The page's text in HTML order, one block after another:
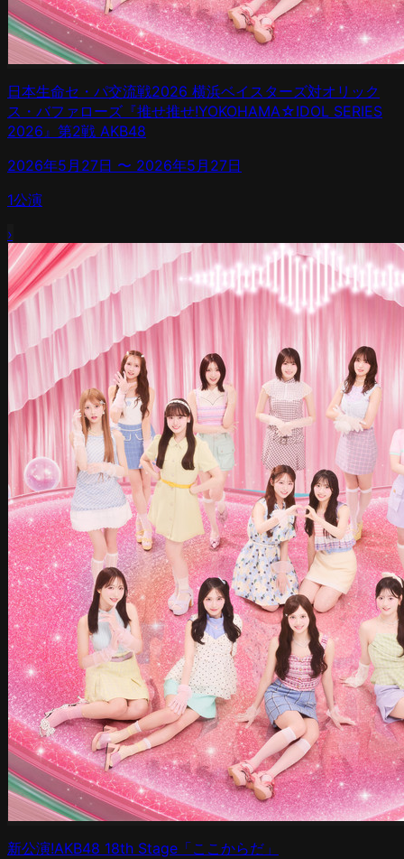
日本生命セ・パ交流戦2026 横浜ベイスターズ対オリック
ス・バファローズ『推せ推せ!YOKOHAMA☆IDOL SERIES
2026』第2戦 AKB48
2026年5月27日 〜 2026年5月27日
1公演
›
新公演!AKB48 18th Stage「ここからだ」